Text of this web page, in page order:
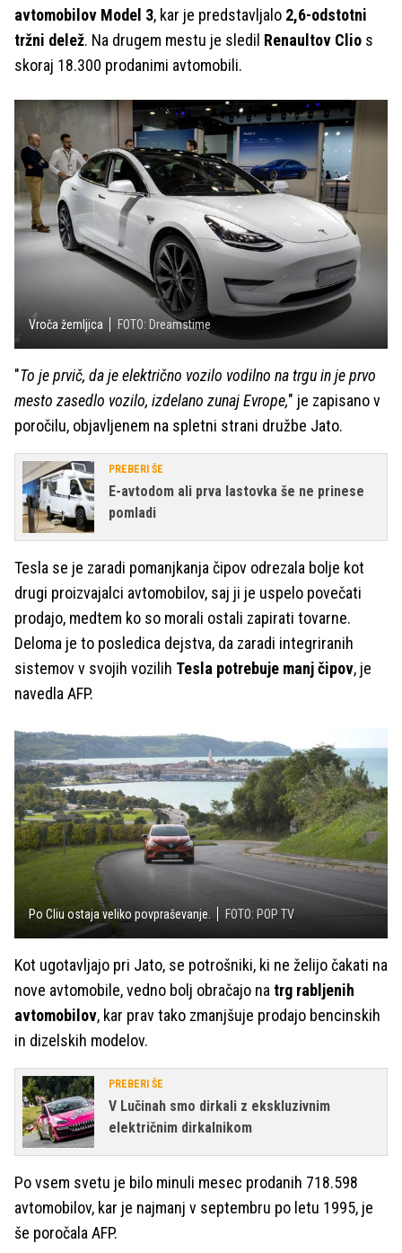
avtomobilov Model 3, kar je predstavljalo 2,6-odstotni
tržni delež. Na drugem mestu je sledil Renaultov Clio s
skoraj 18.300 prodanimi avtomobili.
Vroča žemljica FOTO: Dreamstime
"To je prvič, da je električno vozilo vodilno na trgu in je prvo
mesto zasedlo vozilo, izdelano zunaj Evrope," je zapisano v
poročilu, objavljenem na spletni strani družbe Jato.
PREBERI ŠE
E-avtodom ali prva lastovka še ne prinese
pomladi
Tesla se je zaradi pomanjkanja čipov odrezala bolje kot
drugi proizvajalci avtomobilov, saj ji je uspelo povečati
prodajo, medtem ko so morali ostali zapirati tovarne.
Deloma je to posledica dejstva, da zaradi integriranih
sistemov v svojih vozilih Tesla potrebuje manj čipov, je
navedla AFP.
Po Cliu ostaja veliko povpraševanje. FOTO: POP TV
Kot ugotavljajo pri Jato, se potrošniki, ki ne želijo čakati na
nove avtomobile, vedno bolj obračajo na trg rabljenih
avtomobilov, kar prav tako zmanjšuje prodajo bencinskih
in dizelskih modelov.
PREBERI ŠE
V Lučinah smo dirkali z ekskluzivnim
električnim dirkalnikom
Po vsem svetu je bilo minuli mesec prodanih 718.598
avtomobilov, kar je najmanj v septembru po letu 1995, je
še poročala AFP.